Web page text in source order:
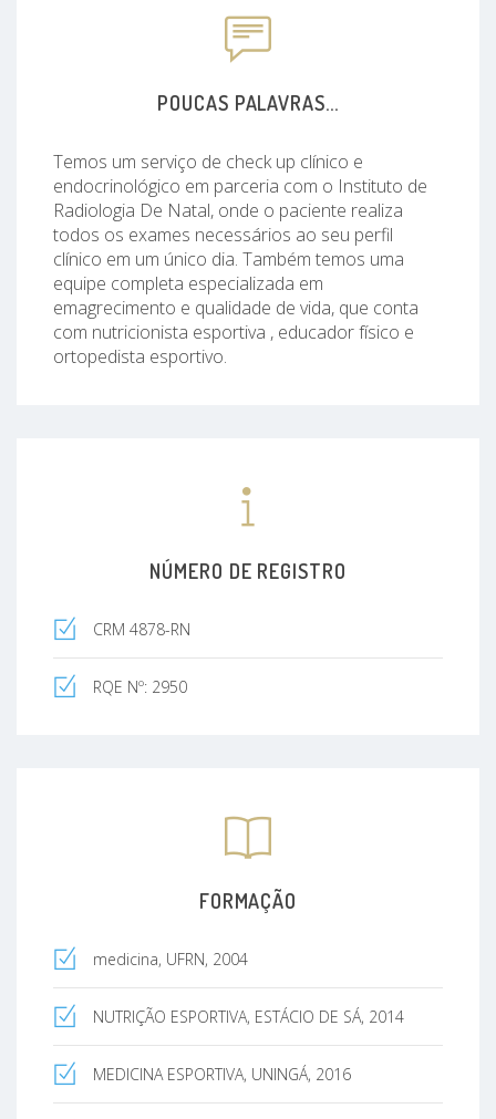
POUCAS PALAVRAS...
Temos um serviço de check up clínico e
endocrinológico em parceria com o Instituto de
Radiologia De Natal, onde o paciente realiza
todos os exames necessários ao seu perfil
clínico em um único dia. Também temos uma
equipe completa especializada em
emagrecimento e qualidade de vida, que conta
com nutricionista esportiva , educador físico e
ortopedista esportivo.
NÚMERO DE REGISTRO
CRM 4878-RN
RQE Nº: 2950
FORMAÇÃO
medicina, UFRN, 2004
NUTRIÇÃO ESPORTIVA, ESTÁCIO DE SÁ, 2014
MEDICINA ESPORTIVA, UNINGÁ, 2016